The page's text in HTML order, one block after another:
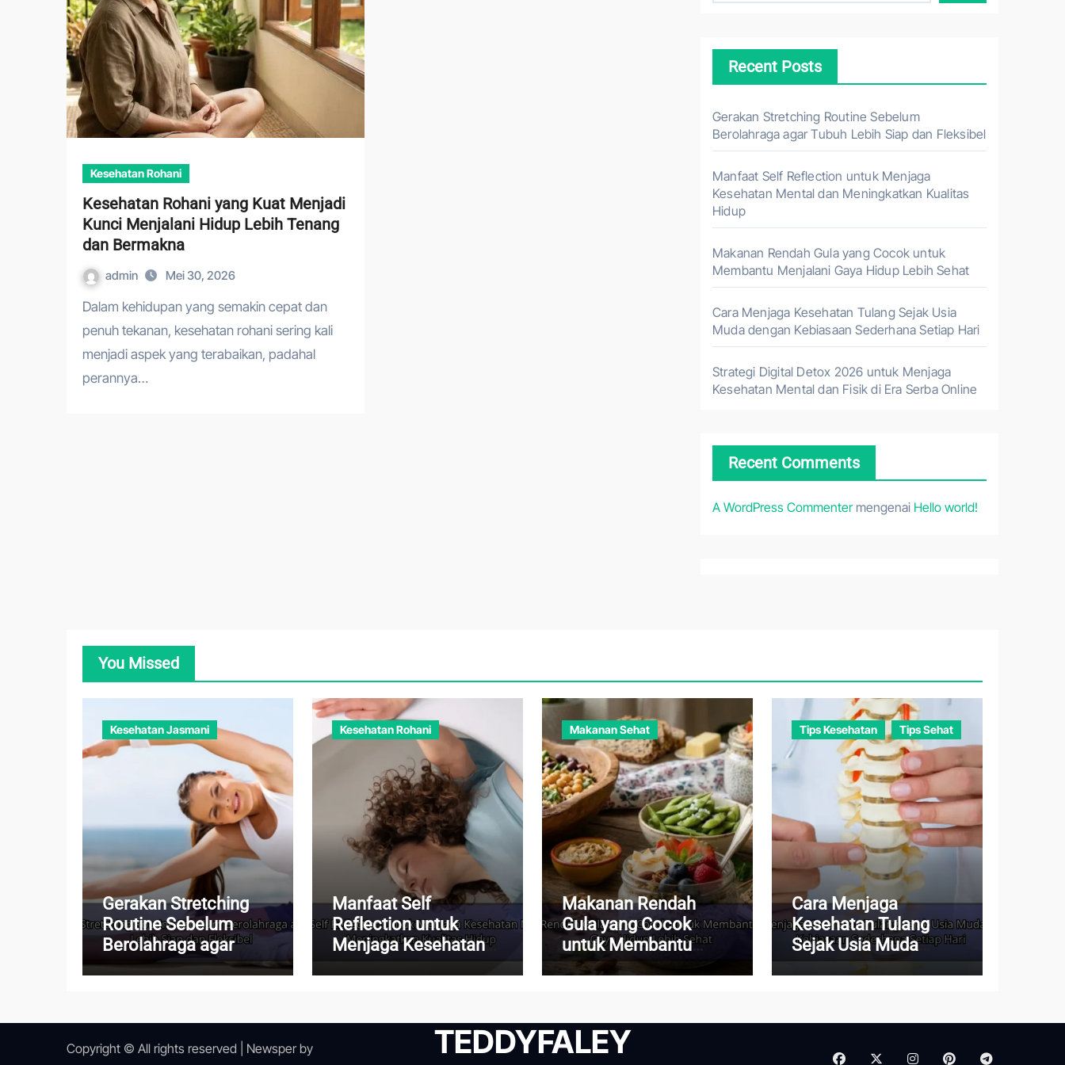
Kesehatan Rohani
Kesehatan Rohani yang Kuat Menjadi
Kunci Menjalani Hidup Lebih Tenang
dan Bermakna
admin Mei 30, 2026
Dalam kehidupan yang semakin cepat dan
penuh tekanan, kesehatan rohani sering kali
menjadi aspek yang terabaikan, padahal
perannya…
Recent Posts
Gerakan Stretching Routine Sebelum
Berolahraga agar Tubuh Lebih Siap dan Fleksibel
Manfaat Self Reflection untuk Menjaga
Kesehatan Mental dan Meningkatkan Kualitas
Hidup
Makanan Rendah Gula yang Cocok untuk
Membantu Menjalani Gaya Hidup Lebih Sehat
Cara Menjaga Kesehatan Tulang Sejak Usia
Muda dengan Kebiasaan Sederhana Setiap Hari
Strategi Digital Detox 2026 untuk Menjaga
Kesehatan Mental dan Fisik di Era Serba Online
Recent Comments
A WordPress Commentermengenai Hello world!
You Missed
Kesehatan Jasmani
Gerakan Stretching
Routine Sebelum
Berolahraga agar
Tubuh Lebih Siap dan
Kesehatan Rohani
Manfaat Self
Reflection untuk
Menjaga Kesehatan
Makanan Sehat
Makanan Rendah
Gula yang Cocok
untuk Membantu
Menjalani Gaya Hidup
Tips Kesehatan Tips Sehat
Cara Menjaga
Kesehatan Tulang
Sejak Usia Muda
dengan Kebiasaan
Copyright © All rights reserved Newsperby
TEDDYFALEY